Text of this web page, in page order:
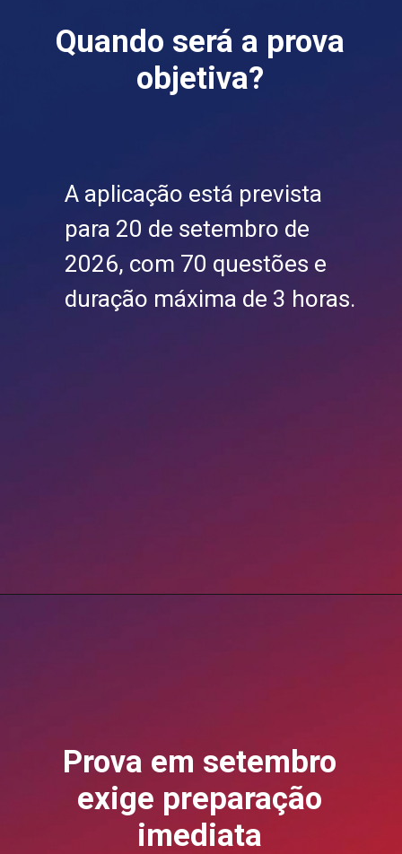
Quando será a prova
objetiva?
A aplicação está prevista
para 20 de setembro de
2026, com 70 questões e
duração máxima de 3 horas.
Prova em setembro
exige preparação
imediata